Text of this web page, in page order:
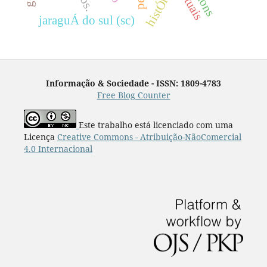
jaraguÁ do sul (sc)
Informação & Sociedade - ISSN: 1809-4783
Free Blog Counter
Este trabalho está licenciado com uma
Licença Creative Commons - Atribuição-NãoComercial
4.0 Internacional